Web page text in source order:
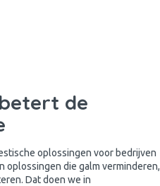
de
oplossingen voor bedrijven
oplossingen die galm verminderen,
Dat doen we in